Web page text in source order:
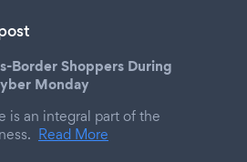
Border Shoppers During
Monday
is an integral part of the
Read More